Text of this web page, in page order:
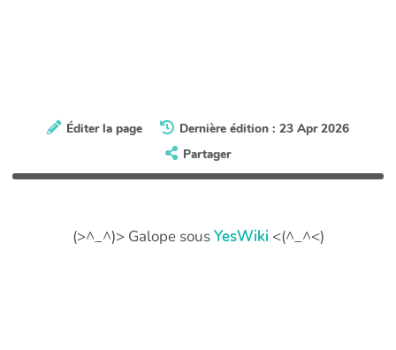
Éditer la page
Dernière édition : 23 Apr 2026
Partager
(>^_^)> Galope sousYesWiki <(^_^<)